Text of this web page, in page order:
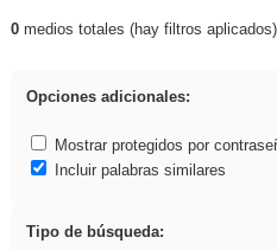
Resultados de:
0medios totales (hay filtros aplicados)
Opciones adicionales:
Mostrar protegidos por
Incluir palabras similares
Tipo de búsqueda: